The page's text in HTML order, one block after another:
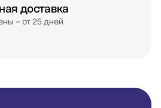
доставка
– от 25 дней